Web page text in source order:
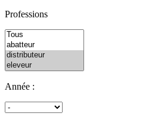
Professions
Année :